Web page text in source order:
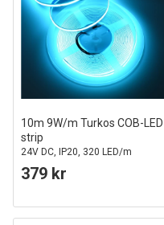
10m 9W/m Turkos COB-LED
strip
24V DC, IP20, 320 LED/m
379 kr